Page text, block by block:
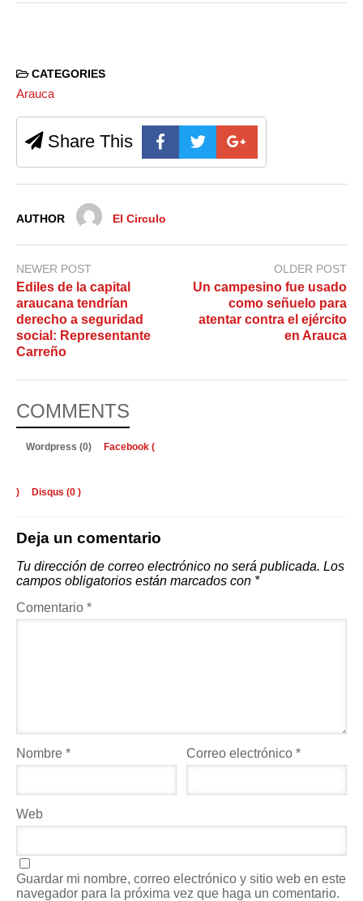
CATEGORIES
Arauca
Share This
AUTHOR El Circulo
NEWER POST
Ediles de la capital
araucana tendrían
derecho a seguridad
social: Representante
Carreño
OLDER POST
Un campesino fue usado
como señuelo para
atentar contra el ejército
en Arauca
COMMENTS
Wordpress (0) Facebook (
) Disqus (0 )
Deja un comentario
Tu dirección de correo electrónico no será publicada. Los
campos obligatorios están marcados con *
Comentario *
Nombre * Correo electrónico*
Web
Guardar mi nombre, correo electrónico y sitio web en este
navegador para la próxima vez que haga un comentario.